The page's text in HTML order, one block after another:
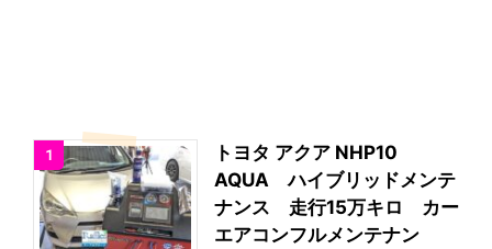
1
トヨタ アクア NHP10
AQUA ハイブリッドメンテ
ナンス 走行15万キロ カー
エアコンフルメンテナン